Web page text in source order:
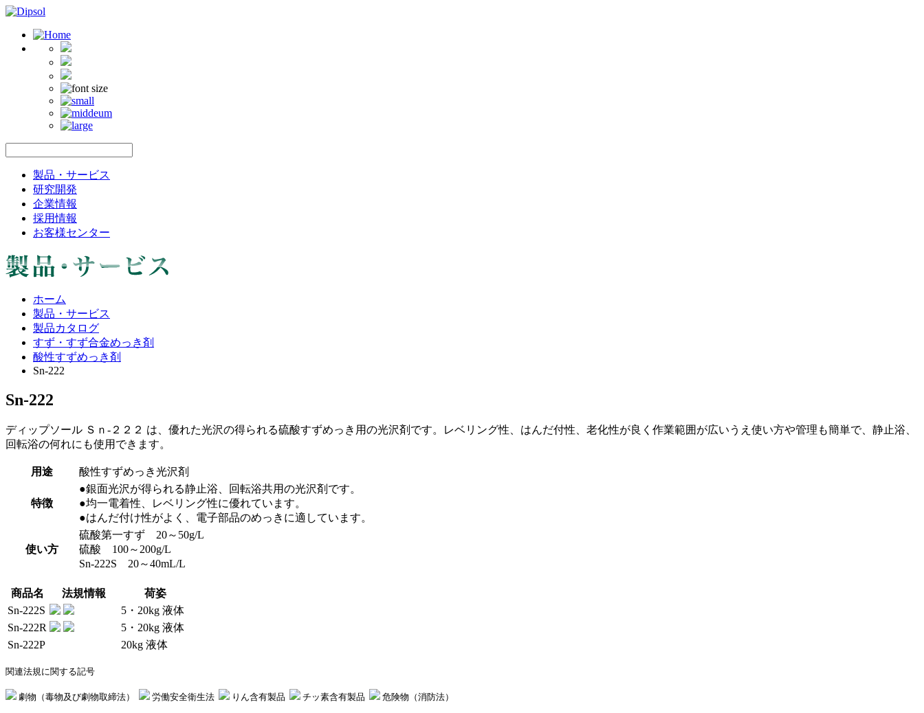
製品・サービス
研究開発
企業情報
採用情報
お客様センター
ホーム
製品・サービス
製品カタログ
すず・すず合金めっき剤
酸性すずめっき剤
Sn-222
Sn-222
ディップソール Ｓｎ-２２２ は、優れた光沢の得られる硫酸すずめっき用の光沢剤です。レベリング性、はんだ付性、老化性が良く作業範囲が広いうえ使い方や管理も簡単で、静止浴、
回転浴の何れにも使用できます。
用途 酸性すずめっき光沢剤
特徴
●銀面光沢が得られる静止浴、回転浴共用の光沢剤です。
●均一電着性、レベリング性に優れています。
●はんだ付け性がよく、電子部品のめっきに適しています。
使い方
硫酸第一すず 20～50g/L
硫酸 100～200g/L
Sn-222S 20～40mL/L
商品名 法規情報
荷姿
Sn-222S
5・20kg 液体
Sn-222R
5・20kg 液体
Sn-222P
20kg 液体
関連法規に関する記号
劇物（毒物及び劇物取締法） 労働安全衛生法 りん含有製品 チッ素含有製品 危険物（消防法）